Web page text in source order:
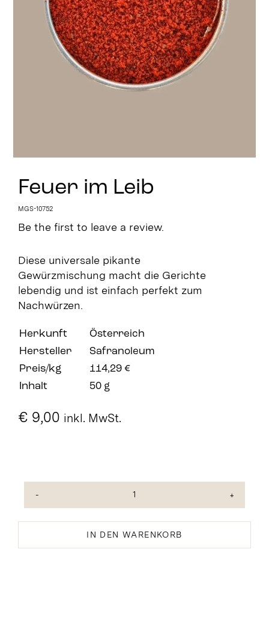
Stay in Touch
Feuer im Leib
MGS-10752
Be the first to leave a review.
Diese universale pikante
Gewürzmischung macht die Gerichte
lebendig und ist einfach perfekt zum
Nachwürzen.
Herkunft
Österreich
Hersteller
Safranoleum
Preis/kg
114,29 €
Inhalt
50 g
€ 9,00 inkl. MwSt.
Feuer
Leib
Menge
IN DEN WARENKORB